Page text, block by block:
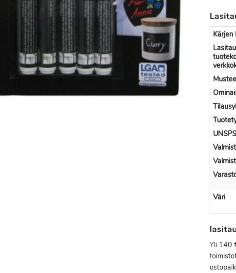
Kärjen
Väri
Yli 140